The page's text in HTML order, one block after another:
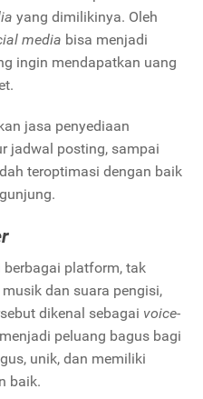
yang dimilikinya. Oleh
media bisa menjadi
ingin mendapatkan uang
jasa penyediaan
jadwal posting, sampai
teroptimasi dengan baik
platform, tak
dan suara pengisi,
dikenal sebagai voice-
peluang bagus bagi
unik, dan memiliki
baik.